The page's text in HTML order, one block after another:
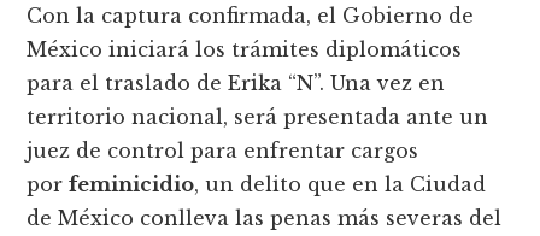
Con la captura confirmada, el Gobierno de
México iniciará los trámites diplomáticos
para el traslado de Erika “N”. Una vez en
territorio nacional, será presentada ante un
juez de control para enfrentar cargos
porfeminicidio, un delito que en la Ciudad
de México conlleva las penas más severas del